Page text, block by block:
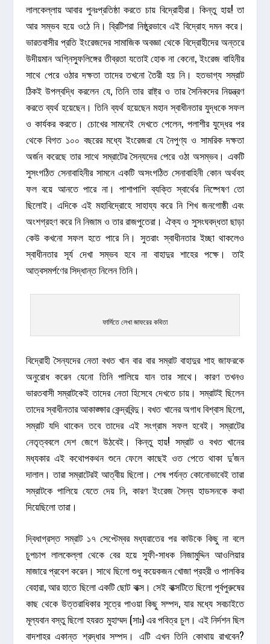
লালকেল্লায় আবার পুনঃপ্রতিষ্ঠা করতে চায় বিদ্রোহীরা। কিন্তু হায়! তা
আর সম্ভব হয়ে ওঠে নি। ব্রিটিশরা নিষ্ঠুরভাবে এই বিদ্রোহ দমন করে।
ভারতবাসীর প্রতি ইংরেজদের সামাজিক অবজ্ঞা থেকে বিদ্রোহীদের অন্তরে
উদীয়মান অগ্নিস্ফুলিঙ্গের তীব্রতা যতোই হোক না কেনো, ইংরেজ বাহিনীর
সাথে পেরে ওঠার দক্ষতা তাদের তখনো তৈরী হয় নি। হতভাগ্য সম্রাট
ঠিকই উপল্বদ্ধি করলেন যে, তিনি তার রাষ্ট্র ও তার সৈনিকদের নিয়ন্ত্রণ
করতে ব্যর্থ হয়েছেন। তিনি ব্যর্থ হয়েছেন মহান স্বাধীনতার যুদ্ধকে সফল
ও কার্যকর করতে। চোখের সামনেই দেখতে পেলেন, পলাশীর যুদ্ধের পর
থেকে বিগত ১০০ বছরের মধ্যে ইংরেজরা যে নৈপুণ্য ও সামরিক দক্ষতা
অর্জন করেছে তার সাথে সম্রাটের সৈন্যদের পেরে ওঠা অসম্ভব। একটি
সুসংগঠিত সেনাবাহিনীর সামনে একটি অসংগঠিত সেনাবাহিনী কোন অর্থবহ
ফল বয়ে আনতে পারে না। পাশাপাশি ব্যক্তি স্বার্থের নিষ্পেষণ তো
ছিলোই। এদিকে এই মহাবিদ্রোহে সাহায্য করে নি শিখ জনগোষ্ঠী এবং
অংশগ্রহণ করে নি নিজাম ও তার রাজপুতেরা। ঐক্য ও সুসংঘবদ্ধতা ছাড়া
কেউ কখনো সফল হতে পারে নি। সুতরাং স্বাধীনতার ইচ্ছা থাকলেও
স্বাধীনতার সূর্য দেখা সম্ভব হবে না বাহাদুর শাহের পক্ষে। তাই
আত্বসমর্পণের সিদ্ধান্ত নিলেন তিনি।
ফার্সিতে লেখা জাফরের কবিতা
বিদ্রোহী সৈন্যদের নেতা বখত খান বার বার সম্রাট বাহাদুর শাহ জাফরকে
অনুরোধ করেন যেনো তিনি পালিয়ে যান তার সাথে। কারণ তখনও
ভারতবাসী সম্রাটকেই তাদের নেতা হিসেবে দেখতে চায়। সম্রাটই ছিলেন
তাদের স্বাধীনতার আকাঙ্ক্ষার কেন্দ্রবিন্দু। বখত খানের অগাধ বিশ্বাস ছিলো,
সম্রাট যদি থাকেন তবে তাদের এই সংগ্রাম সফল হবেই। সম্রাটের
নেতৃত্ববলে দেশ জেগে উঠবেই। কিন্তু হায়! সম্রাট ও বখত খানের
মধ্যকার এই কথোপকথন শুনে ফেলে কাছেই ওত পেতে থাকা দু’জন
দালাল। তারা সম্রাটেরই আত্বীয় ছিলো। শেষ পর্যন্ত কোনোভাবেই তারা
সম্রাটকে পালিয়ে যেতে দেয় নি, কারণ ইংরেজ সৈন্য হাডসনকে কথা
দিয়েছিলো তারা।
দ্বিধাগ্রস্ত সম্রাট ১৭ সেপ্টেম্বর মধ্যরাতের পর কাউকে কিছু না বলে
চুপচাপ লালকেল্লা থেকে বের হয়ে সুফী-সাধক নিজামুদ্দিন আওলিয়ার
মাজারে প্রবেশ করেন। সাথে ছিলো শুধু কয়েকজন খোজা প্রহরী ও পালকির
বেহারা, আর হাতে ছিলো একটি ছোট বাক্স। সেই বাক্সটিতে ছিলো পূর্বপুরুষের
কাছ থেকে উত্তরাধিকার সূত্রে পাওয়া কিছু সম্পদ, যার মধ্যে সবচাইতে
মূল্যবান বস্তু ছিলো হযরত মুহাম্মদ (সাঃ) এর পবিত্র চুল। এই নির্দশন ছিল
বাদশাহর একান্ত শ্রদ্ধার সম্পদ। এটি এখন তিনি কোথায় রাখবেন?